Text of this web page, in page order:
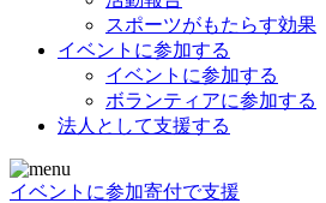
スポーツがもたらす効果
イベントに参加する
イベントに参加する
ボランティアに参加する
法人として支援する
イベントに参加寄付で支援